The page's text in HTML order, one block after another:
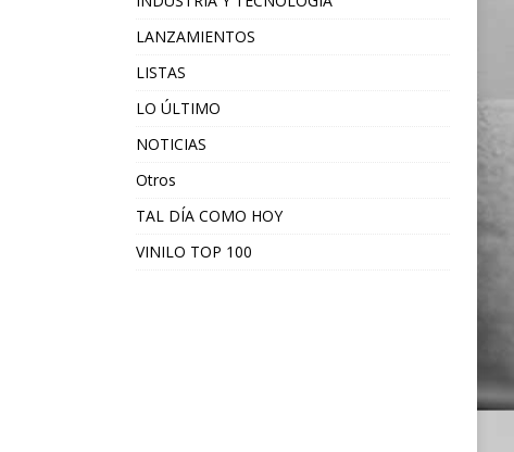
LANZAMIENTOS
LISTAS
LO ÚLTIMO
NOTICIAS
Otros
TAL DÍA COMO HOY
VINILO TOP 100